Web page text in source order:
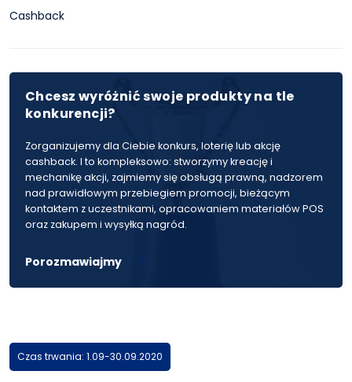
Cashback
Chcesz wyróżnić swoje produkty na tle
konkurencji?
Zorganizujemy dla Ciebie konkurs, loterię lub akcję
cashback. I to kompleksowo: stworzymy kreację i
mechanikę akcji, zajmiemy się obsługą prawną, nadzorem
nad prawidłowym przebiegiem promocji, bieżącym
kontaktem z uczestnikami, opracowaniem materiałów POS
oraz zakupem i wysyłką nagród.
Porozmawiajmy
Czas trwania: 1.09-30.09.2020